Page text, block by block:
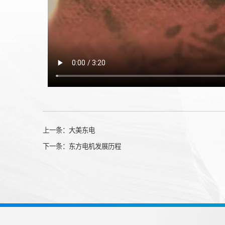
上一条： 大美东电
下一条： 东方电机发展历程